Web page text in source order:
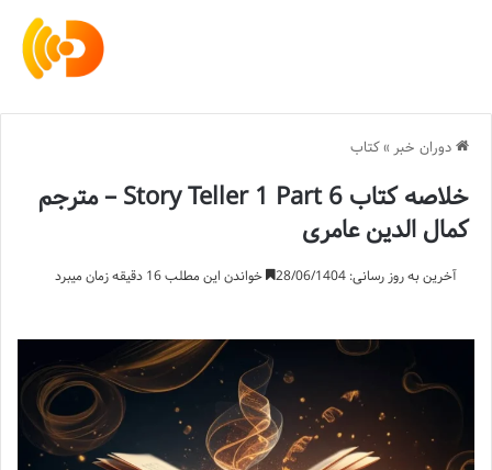
دوران خبر »کتاب
خلاصه کتاب Story Teller 1 Part 6 – مترجم
کمال الدین عامری
آخرین به روز رسانی: 28/06/1404 خواندن این مطلب 16 دقیقه زمان میبرد